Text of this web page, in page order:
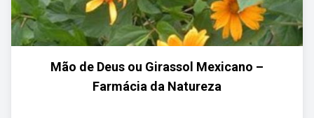
Mão de Deus ou Girassol Mexicano –
Farmácia da Natureza